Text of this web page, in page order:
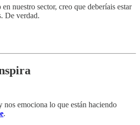
nuestro sector, creo que deberíais estar
De verdad.
nos emociona lo que están haciendo
.